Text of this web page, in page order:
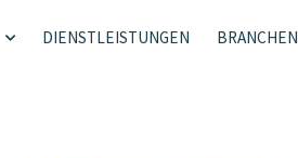
DIENSTLEISTUNGEN BRANCHEN